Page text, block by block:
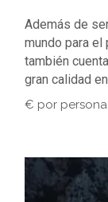
Además de
mundo para
también
gran calidad
€ por persona